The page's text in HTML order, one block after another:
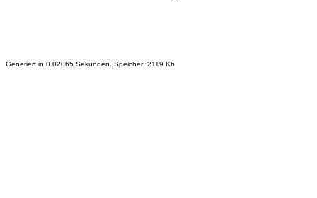
Generiert in 0.02065 Sekunden. Speicher: 2119 Kb